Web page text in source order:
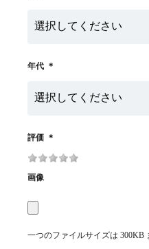
年代 ＊
評価 ＊
画像
一つのファイルサイズは 300KB